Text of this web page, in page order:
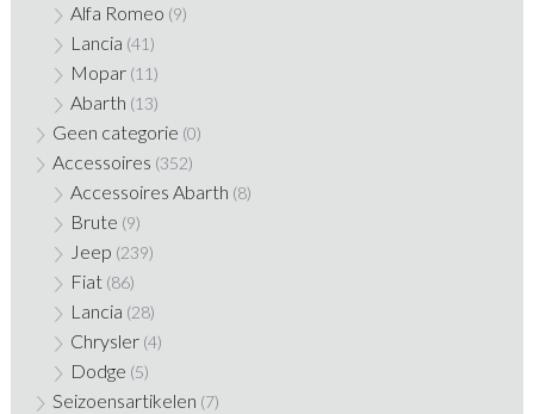
Alfa Romeo (9)
Lancia (41)
Mopar (11)
Abarth (13)
Geen categorie (0)
Accessoires (352)
Accessoires Abarth (8)
Brute (9)
Jeep (239)
Fiat (86)
Lancia (28)
Chrysler (4)
Dodge (5)
Seizoensartikelen (7)